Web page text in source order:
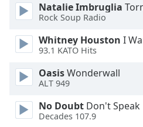
Font
Dialog
End
Natalie Imbruglia
Rock Soup Radio
Whitney Houston I
93.1 KATO Hits
OasisWonderwall
ALT 949
No Doubt Don't Speak
Decades 107.9